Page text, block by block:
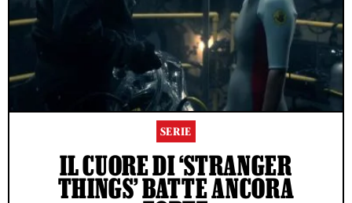
SERIE
IL CUORE DI ‘STRANGER
THINGS’ BATTE ANCORA